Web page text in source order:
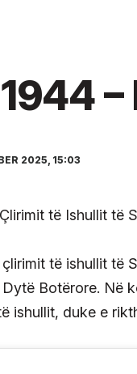
2025, 15:03
të ishullit të
Botërore. Në
ishullit, duke e